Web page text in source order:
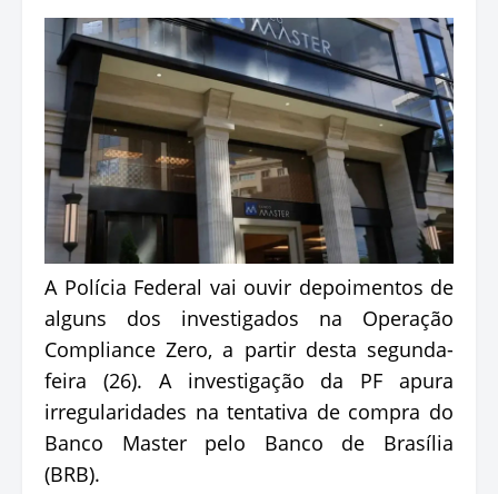
A Polícia Federal vai ouvir depoimentos de
alguns dos investigados na Operação
Compliance Zero, a partir desta segunda-
feira (26). A investigação da PF apura
irregularidades na tentativa de compra do
Banco Master pelo Banco de Brasília
(BRB).